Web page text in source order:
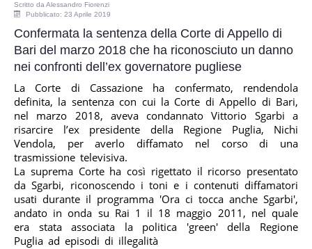
Data Breach
A & C
Privacy & GDPR
Resp. Amministrativa dlsg 231
Adempimenti Ecommerce
Tutela Copyright e Marchi
Auditing Aziendale
Scritto daAlessandro Fiorenzi
Pubblicato: 23 Aprile 2019
Confermata la sentenza della Corte di Appello di
Bari del marzo 2018 che ha riconosciuto un danno
nei confronti dell’ex governatore pugliese
La Corte di Cassazione ha confermato, rendendola
definita, la sentenza con cui la Corte di Appello di Bari,
nel marzo 2018, aveva condannato Vittorio Sgarbi a
risarcire l’ex presidente della Regione Puglia, Nichi
Vendola, per averlo diffamato nel corso di una
trasmissione televisiva.
La suprema Corte ha così rigettato il ricorso presentato
da Sgarbi, riconoscendo i toni e i contenuti diffamatori
usati durante il programma 'Ora ci tocca anche Sgarbi',
andato in onda su Rai 1 il 18 maggio 2011, nel quale
era stata associata la politica 'green' della Regione
Puglia ad episodi di illegalità